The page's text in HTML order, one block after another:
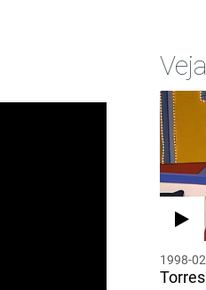
1998-